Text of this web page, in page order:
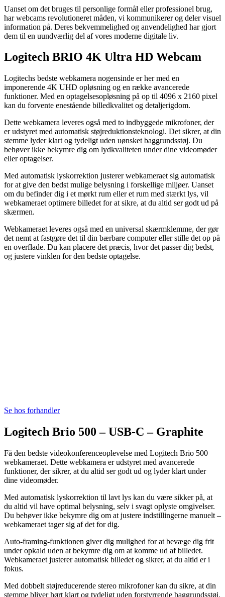
Uanset om det bruges til personlige formål eller professionel brug,
har webcams revolutioneret måden, vi kommunikerer og deler visuel
information på. Deres bekvemmelighed og anvendelighed har gjort
dem til en uundværlig del af vores moderne digitale liv.
Logitech BRIO 4K Ultra HD Webcam
Logitechs bedste webkamera nogensinde er her med en
imponerende 4K UHD opløsning og en række avancerede
funktioner. Med en optagelsesopløsning på op til 4096 x 2160 pixel
kan du forvente enestående billedkvalitet og detaljerigdom.
Dette webkamera leveres også med to indbyggede mikrofoner, der
er udstyret med automatisk støjreduktionsteknologi. Det sikrer, at din
stemme lyder klart og tydeligt uden uønsket baggrundsstøj. Du
behøver ikke bekymre dig om lydkvaliteten under dine videomøder
eller optagelser.
Med automatisk lyskorrektion justerer webkameraet sig automatisk
for at give den bedst mulige belysning i forskellige miljøer. Uanset
om du befinder dig i et mørkt rum eller et rum med stærkt lys, vil
webkameraet optimere billedet for at sikre, at du altid ser godt ud på
skærmen.
Webkameraet leveres også med en universal skærmklemme, der gør
det nemt at fastgøre det til din bærbare computer eller stille det op på
en overflade. Du kan placere det præcis, hvor det passer dig bedst,
og justere vinklen for den bedste optagelse.
Se hos forhandler
Logitech Brio 500 – USB-C – Graphite
Få den bedste videokonferenceoplevelse med Logitech Brio 500
webkameraet. Dette webkamera er udstyret med avancerede
funktioner, der sikrer, at du altid ser godt ud og lyder klart under
dine videomøder.
Med automatisk lyskorrektion til lavt lys kan du være sikker på, at
du altid vil have optimal belysning, selv i svagt oplyste omgivelser.
Du behøver ikke bekymre dig om at justere indstillingerne manuelt –
webkameraet tager sig af det for dig.
Auto-framing-funktionen giver dig mulighed for at bevæge dig frit
under opkald uden at bekymre dig om at komme ud af billedet.
Webkameraet justerer automatisk billedet og sikrer, at du altid er i
fokus.
Med dobbelt støjreducerende stereo mikrofoner kan du sikre, at din
stemme bliver hørt klart og tydeligt uden forstyrrende baggrundsstøj.